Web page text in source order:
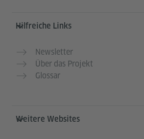
Hilfreiche Links
Newsletter
Über das Projekt
Glossar
Weitere Websites